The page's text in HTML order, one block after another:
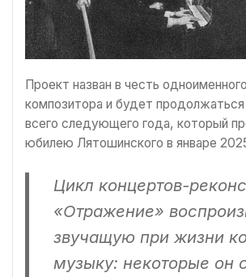
Проект назван в честь
композитора и будет продолжаться
всего следующего года, который
юбилею Лятошинского в январе
Цикл концертов-
«Отражение»
звучащую при жизни
музыку: некоторые он